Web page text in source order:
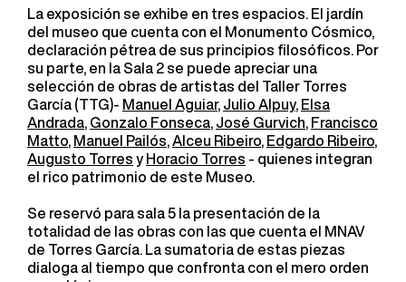
La exposición se exhibe en tres espacios. El jardín
del museo que cuenta con el Monumento Cósmico,
declaración pétrea de sus principios filosóficos. Por
su parte, en la Sala 2 se puede apreciar una
selección de obras de artistas del Taller Torres
García (TTG)- Manuel Aguiar, Julio Alpuy, Elsa
Andrada Gonzalo Fonseca José Gurvich Francisco
Matto Manuel Pailós Alceu Ribeiro Edgardo Ribeiro
Augusto Torres y Horacio Torres - quienes integran
el rico patrimonio de este Museo.
Se reservó para sala 5 la presentación de la
totalidad de las obras con las que cuenta el MNAV
de Torres García. La sumatoria de estas piezas
dialoga al tiempo que confronta con el mero orden